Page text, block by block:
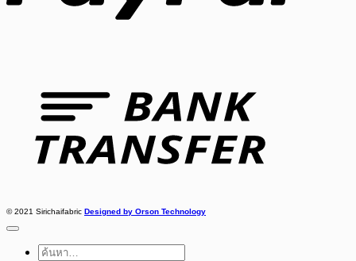
© 2021 Sirichaifabric Designed by Orson Technology
ค้นหา: